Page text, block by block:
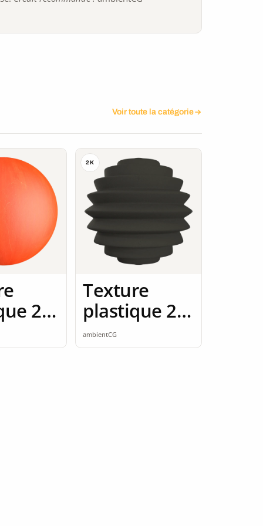
Voir toute la catégorie
2K
2K
Texture
plastique 2K
seamless
ambientCG